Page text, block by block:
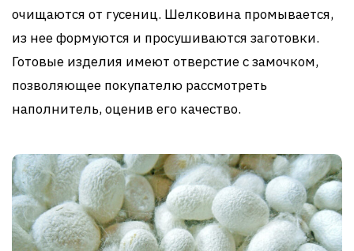
очищаются от гусениц. Шелковина промывается,
из нее формуются и просушиваются заготовки.
Готовые изделия имеют отверстие с замочком,
позволяющее покупателю рассмотреть
наполнитель, оценив его качество.